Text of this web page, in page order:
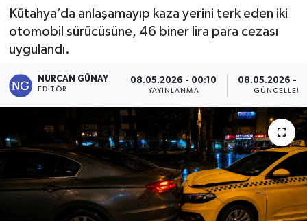
Kütahya’da anlaşamayıp kaza yerini terk eden iki
otomobil sürücüsüne, 46 biner lira para cezası
uygulandı.
NURCAN GÜNAY
EDITÖR
08.05.2026 - 00:10
YAYINLANMA
08.05.2026 -
Dumlupınar
Dünya
Eğitim
Ekonomi
Emet
Foto Galeri